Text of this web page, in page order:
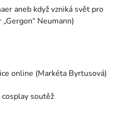
aneb když vzniká svět pro
Neumann)
online (Markéta Byrtusová)
soutěž